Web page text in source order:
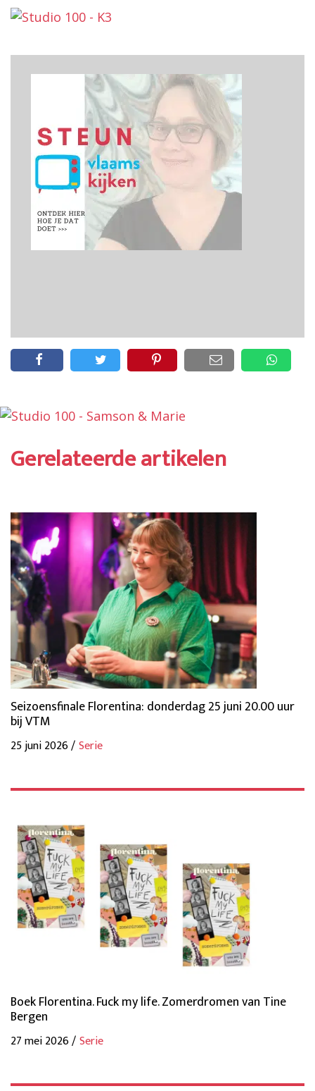
Gerelateerde artikelen
Seizoensfinale Florentina: donderdag 25 juni 20.00 uur
bij VTM
25 juni 2026 /Serie
Boek Florentina. Fuck my life. Zomerdromen van Tine
Bergen
27 mei 2026 /Serie